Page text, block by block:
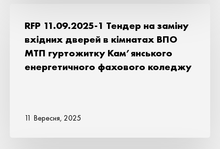
RFP 11.09.2025-1 Тендер на заміну
вхідних дверей в кімнатах ВПО
МТП гуртожитку Кам’янського
енергетичного фахового коледжу
11 Вересня, 2025